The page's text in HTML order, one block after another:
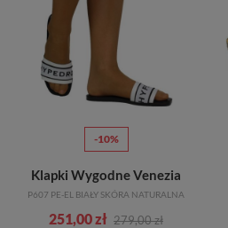
-10%
Klapki Wygodne Venezia
P607 PE-EL BIAŁY SKÓRA NATURALNA
251,00 zł 279,00 zł